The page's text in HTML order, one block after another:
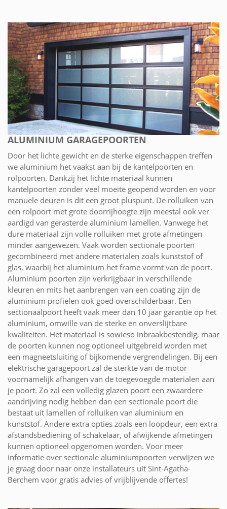
ALUMINIUM GARAGEPOORTEN
Door het lichte gewicht en de sterke eigenschappen treffen
we aluminium het vaakst aan bij de kantelpoorten en
rolpoorten. Dankzij het lichte materiaal kunnen
kantelpoorten zonder veel moeite geopend worden en voor
manuele deuren is dit een groot pluspunt. De rolluiken van
een rolpoort met grote doorrijhoogte zijn meestal ook ver
aardigd van gerasterde aluminium lamellen. Vanwege het
dure materiaal zijn volle rolluiken met grote afmetingen
minder aangewezen. Vaak worden sectionale poorten
gecombineerd met andere materialen zoals kunststof of
glas, waarbij het aluminium het frame vormt van de poort.
Aluminium poorten zijn verkrijgbaar in verschillende
kleuren en mits het aanbrengen van een coating zijn de
aluminium profielen ook goed overschilderbaar. Een
sectionaalpoort heeft vaak meer dan 10 jaar garantie op het
aluminium, omwille van de sterke en onverslijtbare
kwaliteiten. Het materiaal is sowieso inbraakbestendig, maar
de poorten kunnen nog optioneel uitgebreid worden met
een magneetsluiting of bijkomende vergrendelingen. Bij een
elektrische garagepoort zal de sterkte van de motor
voornamelijk afhangen van de toegevoegde materialen aan
je poort. Zo zal een volledig glazen poort een zwaardere
aandrijving nodig hebben dan een sectionale poort die
bestaat uit lamellen of rolluiken van aluminium en
kunststof. Andere extra opties zoals een loopdeur, een extra
afstandsbediening of schakelaar, of afwijkende afmetingen
kunnen optioneel opgenomen worden. Voor meer
informatie over sectionale aluminiumpoorten verwijzen we
je graag door naar onze installateurs uit Sint-Agatha-
Berchem voor gratis advies of vrijblijvende offertes!